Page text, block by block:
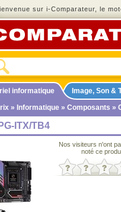
sur i-Comparateur, le
informatique Image, Son &
» Informatique » Composants »
ITX/TB4
Nos visiteurs n'ont
noté ce